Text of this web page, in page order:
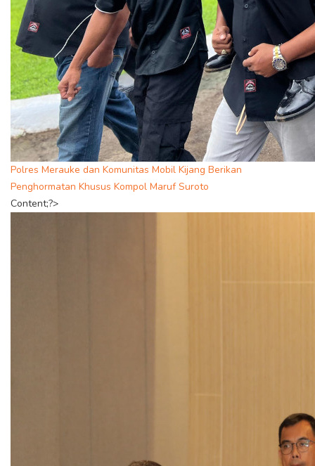
Polres Merauke dan Komunitas Mobil Kijang Berikan
Penghormatan Khusus Kompol Maruf Suroto
Content;?>